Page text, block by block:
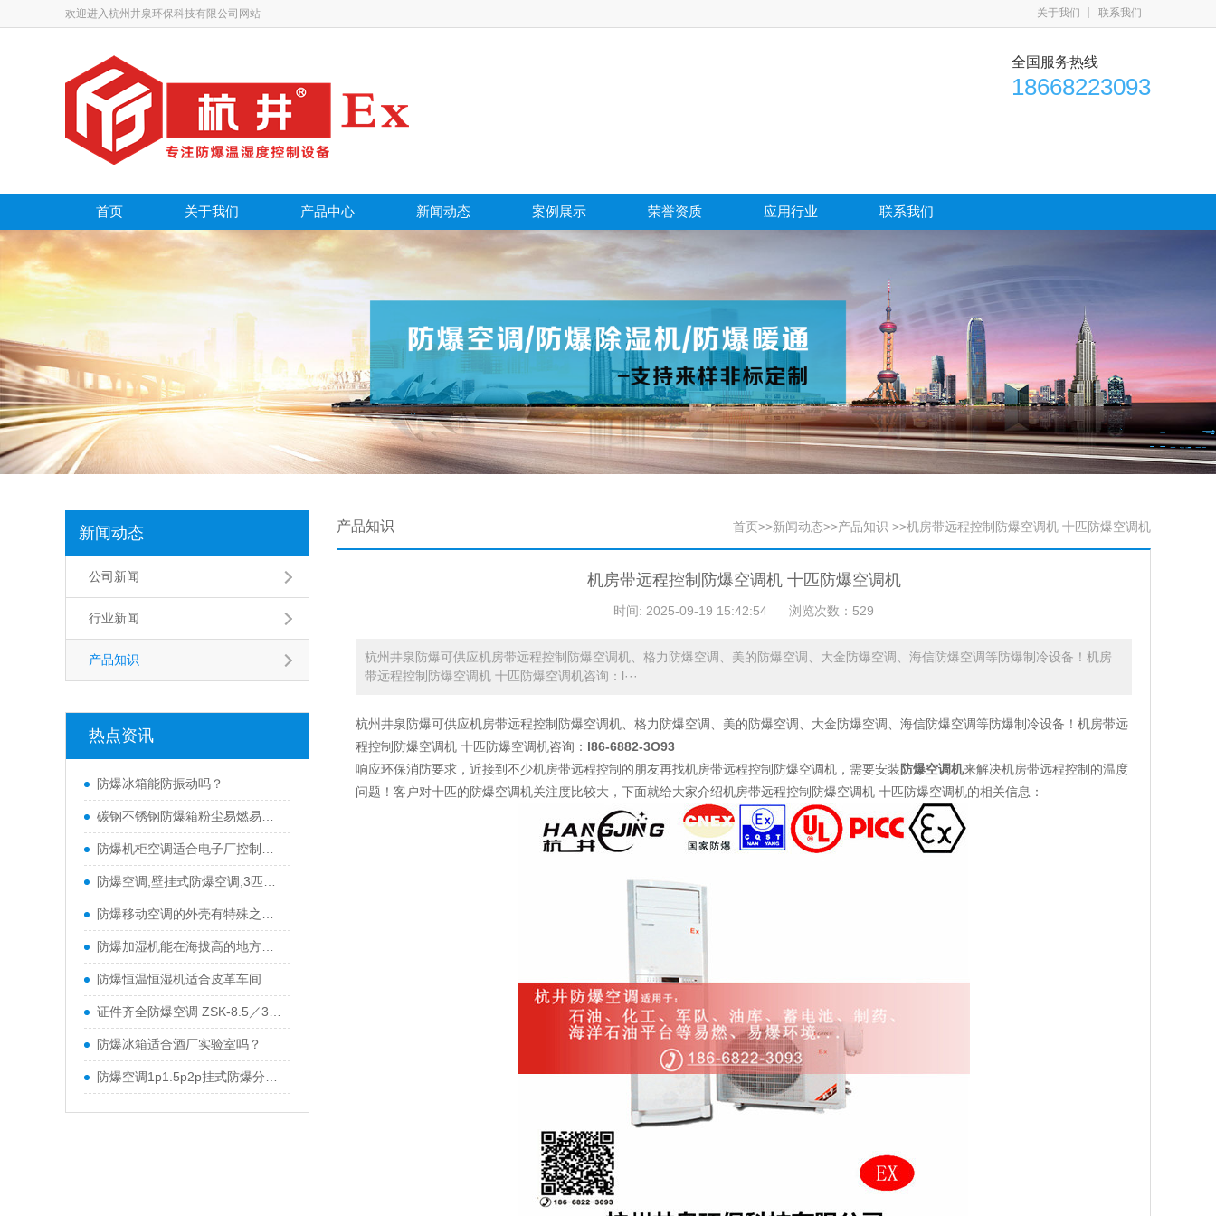
欢迎进入杭州井泉环保科技有限公司网站 关于我们 联系我们
全国服务热线
18668223093
首页 关于我们 产品中心 新闻动态 案例展示 荣誉资质 应用行业 联系我们
新闻动态
公司新闻
行业新闻
产品知识
热点资讯
防爆冰箱能防振动吗？
碳钢不锈钢防爆箱粉尘易燃易爆环境隔爆箱
防爆机柜空调适合电子厂控制柜吗？
防爆空调,壁挂式防爆空调,3匹防爆空调,化工厂防爆空调
防爆移动空调的外壳有特殊之处？
防爆加湿机能在海拔高的地方用吗？
防爆恒温恒湿机适合皮革车间吗？
证件齐全防爆空调 ZSK-8.5／380防爆空调 特价促销中
防爆冰箱适合酒厂实验室吗？
防爆空调1p1.5p2p挂式防爆分体空调防爆柜机
产品知识 首页>>新闻动态>>产品知识 >>机房带远程控制防爆空调机 十匹防爆空调机
机房带远程控制防爆空调机 十匹防爆空调机
时间: 2025-09-19 15:42:54 浏览次数：529
杭州井泉防爆可供应机房带远程控制防爆空调机、格力防爆空调、美的防爆空调、大金防爆空调、海信防爆空调等防爆制冷设备！机房
带远程控制防爆空调机 十匹防爆空调机咨询：l···
杭州井泉防爆可供应机房带远程控制防爆空调机、格力防爆空调、美的防爆空调、大金防爆空调、海信防爆空调等防爆制冷设备！机房带远
程控制防爆空调机 十匹防爆空调机咨询： l86-6882-3O93
响应环保消防要求，近接到不少机房带远程控制的朋友再找机房带远程控制防爆空调机，需要安装防爆空调机来解决机房带远程控制的温度
问题！客户对十匹的防爆空调机关注度比较大，下面就给大家介绍机房带远程控制防爆空调机 十匹防爆空调机的相关信息：